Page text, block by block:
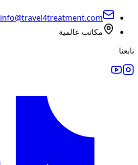
info@travel4treatment.com
مكاتب عالمية
تابعنا